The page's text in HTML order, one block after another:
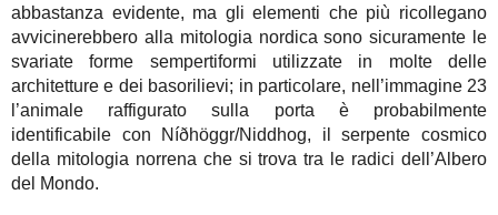
abbastanza evidente, ma gli elementi che più ricollegano
avvicinerebbero alla mitologia nordica sono sicuramente le
svariate forme sempertiformi utilizzate in molte delle
architetture e dei basorilievi; in particolare, nell’immagine 23
l’animale raffigurato sulla porta è probabilmente
identificabile con Níðhöggr/Niddhog, il serpente cosmico
della mitologia norrena che si trova tra le radici dell’Albero
del Mondo.